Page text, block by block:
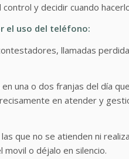
y decidir cuando
el uso del teléfono:
llamadas
una o dos franjas del día
en atender y
que no se atienden ni
o déjalo en silencio.